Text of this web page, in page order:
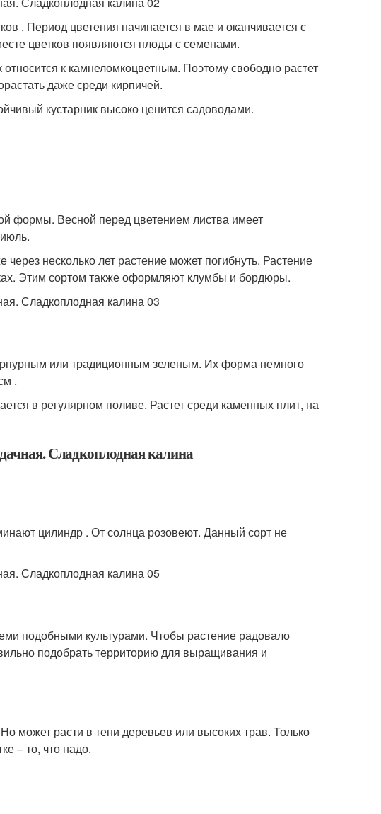
. Период цветения начинается в мае и оканчивается с
цветков появляются плоды с семенами.
к камнеломкоцветным. Поэтому свободно растет
даже среди кирпичей.
кустарник высоко ценится садоводами.
формы. Весной перед цветением листва имеет
несколько лет растение может погибнуть. Растение
Этим сортом также оформляют клумбы и бордюры.
или традиционным зеленым. Их форма немного
.
в регулярном поливе. Растет среди каменных плит, на
цилиндр . От солнца розовеют. Данный сорт не
подобными культурами. Чтобы растение радовало
подобрать территорию для выращивания и
может расти в тени деревьев или высоких трав. Только
– то, что надо.